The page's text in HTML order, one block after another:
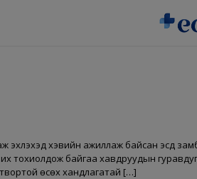
хэвийн ажиллаж байсан эсүүд
тохиолдож байгаа хавдруудын
өсөх хандлагатай […]